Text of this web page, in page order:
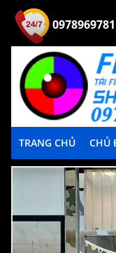
0978969781
TRANG CHỦ CHỦ